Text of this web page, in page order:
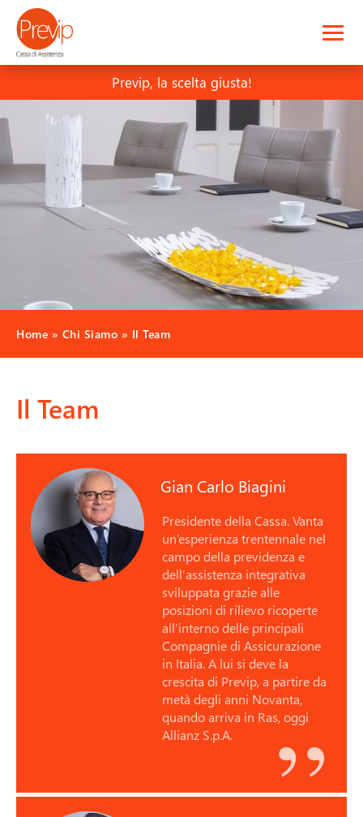
Previp, la scelta giusta!
Home » Chi Siamo » Il Team
Il Team
Gian Carlo Biagini
Presidente della Cassa. Vanta
un’esperienza trentennale nel
campo della previdenza e
dell’assistenza integrativa
sviluppata grazie alle
posizioni di rilievo ricoperte
all’interno delle principali
Compagnie di Assicurazione
in Italia. A lui si deve la
crescita di Previp, a partire da
metà degli anni Novanta,
quando arriva in Ras, oggi
Allianz S.p.A.